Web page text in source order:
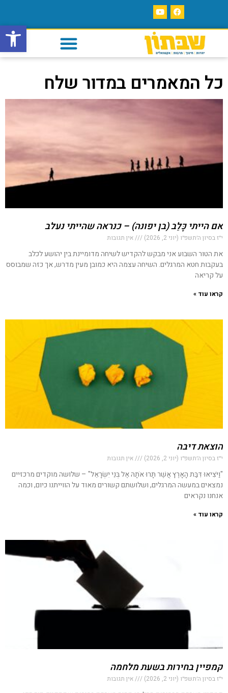
פתח
כל המאמרים במדור שלח
אם הייתי כָּלֵב (בן יפונה) – כנראה שהייתי נעלב
י״ז בסיון ה׳תשפ״ו (יוני 2, 2026) אין תגובות
את הטור השבוע אני מבקש להקדיש לשיחה מדומיינת בין יהושע לכלב
בעקבות חטא המרגלים. השיחה עצמה היא כמובן מעין מדרש, אך כזה שמבוסס
על קריאה
קראו עוד »
הוצאת דיבה
י״ז בסיון ה׳תשפ״ו (יוני 2, 2026) אין תגובות
"וַיֹּצִיאוּ דִּבַּת הָאָרֶץ אֲשֶׁר תָּרוּ אֹתָהּ אֶל בְּנֵי יִשְׂרָאֵל" – שלושה מוקדים מרכזיים
נמצאים במעשה המרגלים, ושלושתם קשורים מאוד על הווייתנו כיום, וכמה
אנחנו נקראים
קראו עוד »
קמפיין בחירות בשעת מלחמה
י״ז בסיון ה׳תשפ״ו (יוני 2, 2026) אין תגובות